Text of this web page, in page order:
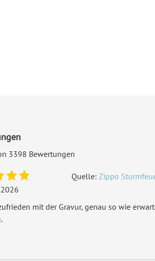
3398 Bewertungen
Quelle: Zippo
mit der Gravur, genau so wie